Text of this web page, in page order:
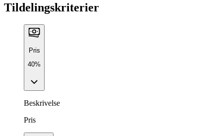
Tildelingskriterier
Pris
40%
Beskrivelse
Pris